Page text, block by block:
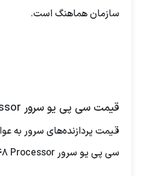
سازمان هماهنگ است.
قیمت سی پی یو سرور Intel Xeon Gold 6248 Processor
قیمت پردازنده‌های سرور به
سی پی یو سرور Intel Xeon Gold 6248 Processor به دلیل توان بالا و ویژگی‌های منحصر به فرد، در رده پردازنده‌های حرفه‌ای و Enterprise قرار دارد.